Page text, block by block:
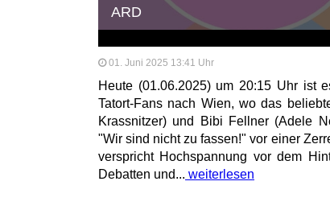
ARD
01. Juni 2025 13:41 Uhr
Heute (01.06.2025) um 20:15 Uhr ist
Tatort-Fans nach Wien, wo das
Krassnitzer) und Bibi Fellner (Adele
"Wir sind nicht zu fassen!" vor einer
verspricht Hochspannung vor dem
Debatten und... weiterlesen